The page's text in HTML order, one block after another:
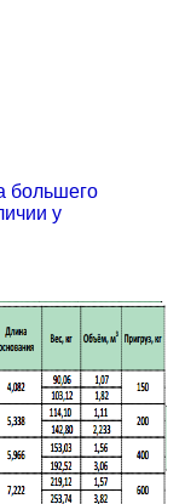
большего
у